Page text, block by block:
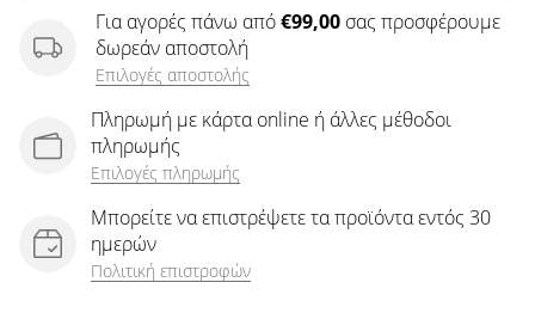
Για αγορές πάνω από€99,00 σας προσφέρουμε
δωρεάν αποστολή
Επιλογές αποστολής
Πληρωμή με κάρτα online ή άλλες μέθοδοι
πληρωμής
Επιλογές πληρωμής
Μπορείτε να επιστρέψετε τα προϊόντα εντός 30
ημερών
Πολιτική επιστροφών